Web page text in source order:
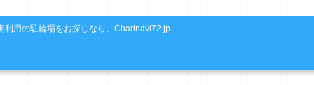
利用の駐輪場をお探しなら、Charinavi72.jp.